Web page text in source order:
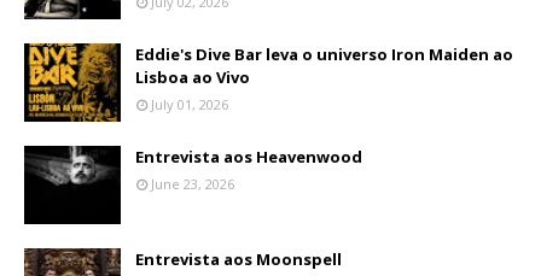
Eddie's Dive Bar leva o universo Iron Maiden ao
Lisboa ao Vivo
July 01, 2026
Entrevista aos Heavenwood
June 23, 2026
Entrevista aos Moonspell